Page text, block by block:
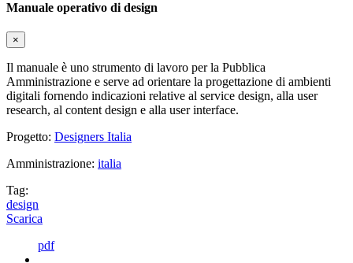
Manuale operativo di design
×
Il manuale è uno strumento di lavoro per la Pubblica
Amministrazione e serve ad orientare la progettazione di ambienti
digitali fornendo indicazioni relative al service design, alla user
research, al content design e alla user interface.
Progetto: Designers Italia
Amministrazione: italia
Tag:
design
Scarica
pdf